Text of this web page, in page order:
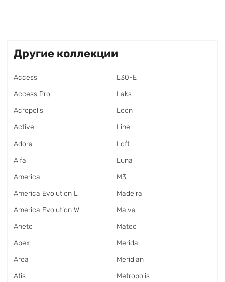
Другие коллекции
Access
Access Pro
Acropolis
Active
Adora
Alfa
America
America Evolution L
America Evolution W
Aneto
Apex
Area
Atis
L30-E
Laks
Leon
Line
Loft
Luna
M3
Madeira
Malva
Mateo
Merida
Meridian
Metropolis